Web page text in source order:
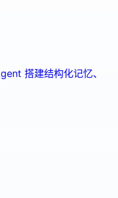
搭建结构化记忆、